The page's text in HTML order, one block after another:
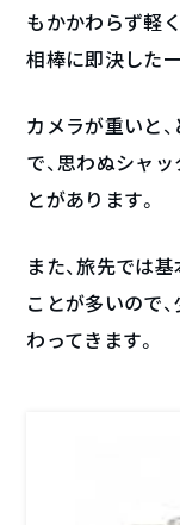
もかかわらず軽
相棒に即決した一
カメラが重いと
で、思わぬシャ
とがあります。
また、旅先では
ことが多いので
わってきます。